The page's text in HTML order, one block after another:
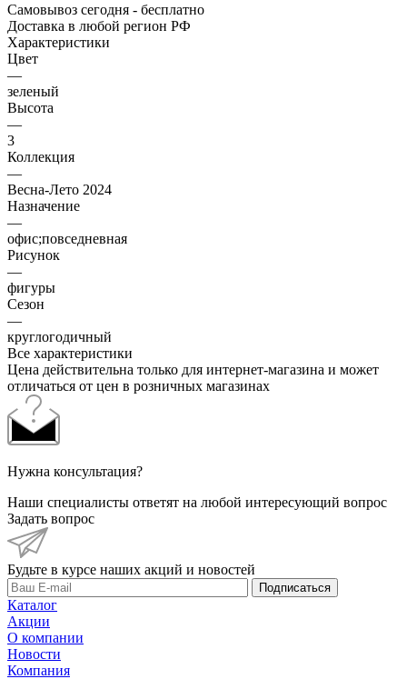
Самовывоз сегодня - бесплатно
Доставка в любой регион РФ
Характеристики
Цвет
—
зеленый
Высота
—
3
Коллекция
—
Весна-Лето 2024
Назначение
—
офис;повседневная
Рисунок
—
фигуры
Сезон
—
круглогодичный
Все характеристики
Цена действительна только для интернет-магазина и может
отличаться от цен в розничных магазинах
Нужна консультация?
Наши специалисты ответят на любой интересующий вопрос
Задать вопрос
Будьте в курсе наших акций и новостей
Подписаться
Каталог
Акции
О компании
Новости
Компания